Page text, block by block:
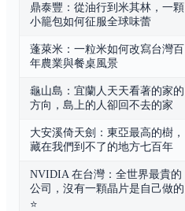
鼎泰豐：從油行到米其林，一顆
小籠包如何征服全球味蕾
蓬萊米：一粒米如何改寫台灣百
年農業與餐桌風景
龜山島：宜蘭人天天看著的家的
方向，島上的人卻回不去的家
大安溪倚天劍：東亞最高的樹，
藏在我們到不了的地方七百年
NVIDIA 在台灣：全世界最貴的
公司，沒有一顆晶片是自己做的
⭐